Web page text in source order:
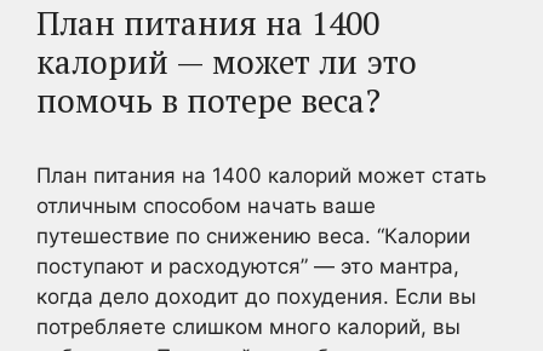
План питания на 1400
калорий — может ли это
помочь в потере веса?
План питания на 1400 калорий может стать
отличным способом начать ваше
путешествие по снижению веса. “Калории
поступают и расходуются” — это мантра,
когда дело доходит до похудения. Если вы
потребляете слишком много калорий, вы